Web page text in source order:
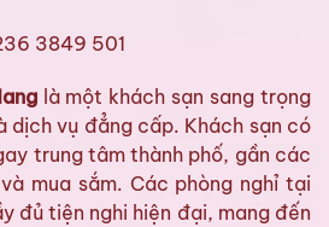
3849 501
là một khách sạn sang trọng
vụ đẳng cấp. Khách sạn có
trung tâm thành phố, gần các
mua sắm. Các phòng nghỉ tại
đủ tiện nghi hiện đại, mang đến